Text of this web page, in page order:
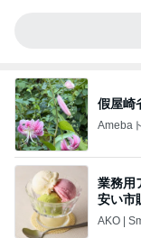
假屋崎
Ameba
業務用
安い市
トレ
AKO |